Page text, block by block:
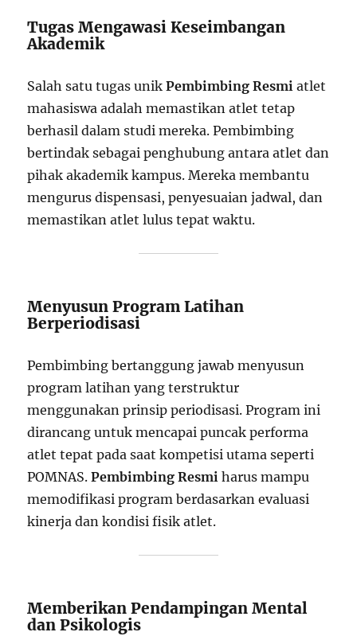
Tugas Mengawasi Keseimbangan
Akademik
Salah satu tugas unikPembimbing Resmi atlet
mahasiswa adalah memastikan atlet tetap
berhasil dalam studi mereka. Pembimbing
bertindak sebagai penghubung antara atlet dan
pihak akademik kampus. Mereka membantu
mengurus dispensasi, penyesuaian jadwal, dan
memastikan atlet lulus tepat waktu.
Menyusun Program Latihan
Berperiodisasi
Pembimbing bertanggung jawab menyusun
program latihan yang terstruktur
menggunakan prinsip periodisasi. Program ini
dirancang untuk mencapai puncak performa
atlet tepat pada saat kompetisi utama seperti
POMNAS.Pembimbing Resmi harus mampu
memodifikasi program berdasarkan evaluasi
kinerja dan kondisi fisik atlet.
Memberikan Pendampingan Mental
dan Psikologis